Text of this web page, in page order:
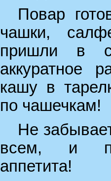
Повар
чашки,
пришли в
аккуратное
кашу в
по чашечкам!
Не
всем, и
аппетита!